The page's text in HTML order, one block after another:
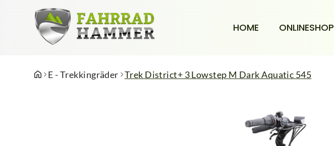
HOME ONLINESHOP
E - Trekkingräder Trek District+ 3 Lowstep M Dark Aquatic 545